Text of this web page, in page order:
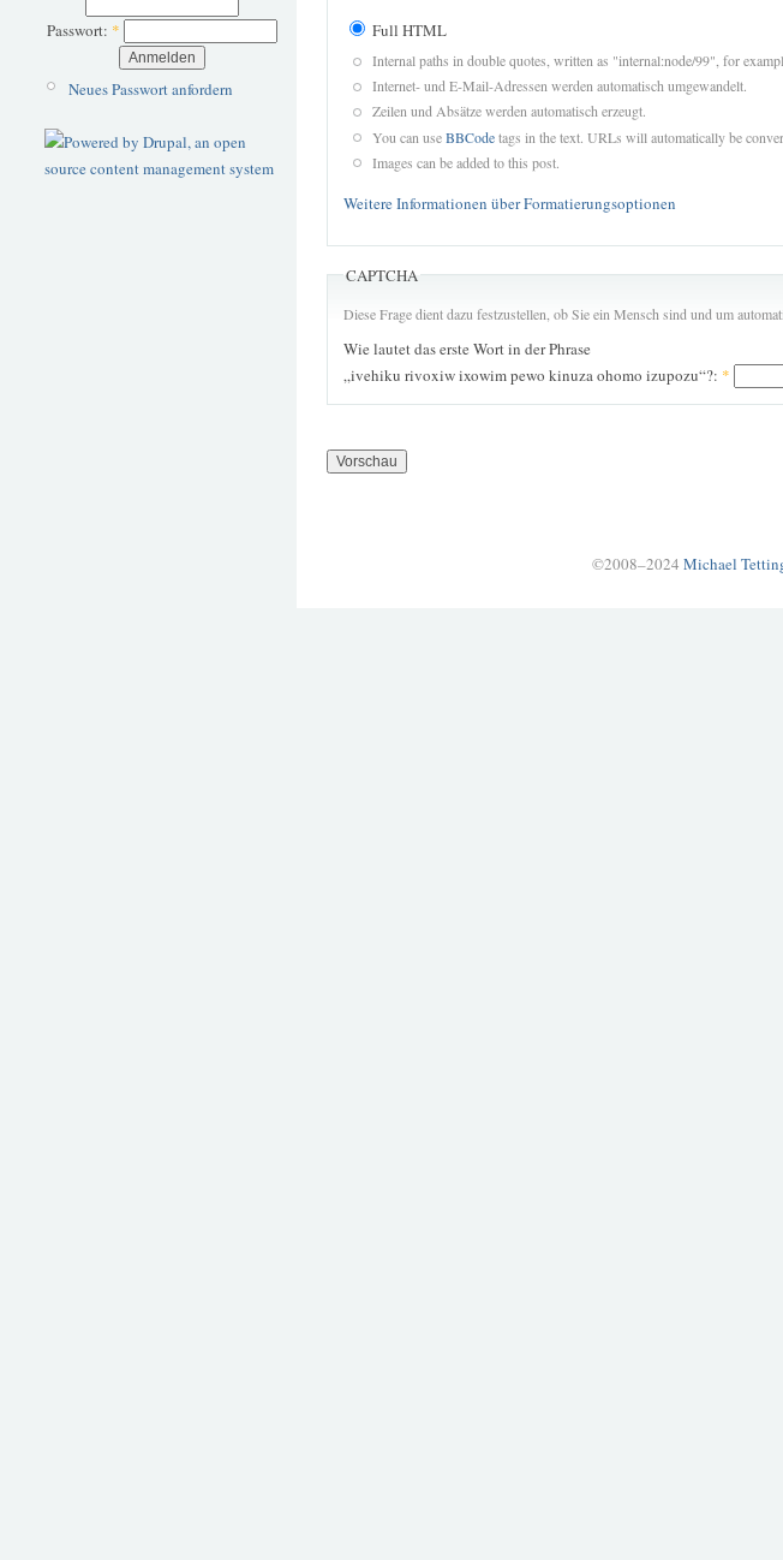
Passwort: *
Neues Passwort anfordern
Full HTML
Internal paths in double quotes, written as "internal:node/99", for
Internet- und E-Mail-Adressen werden automatisch umgewandelt.
Zeilen und Absätze werden automatisch erzeugt.
You can useBBCodetags in the text. URLs will automatically be
Images can be added to this post.
Weitere Informationen über Formatierungsoptionen
CAPTCHA
Diese Frage dient dazu festzustellen, ob Sie ein Mensch sind und um
Wie lautet das erste Wort in der Phrase
„ivehiku rivoxiw ixowim pewo kinuza ohomo izupozu“?: *
©2008–2024 Michael